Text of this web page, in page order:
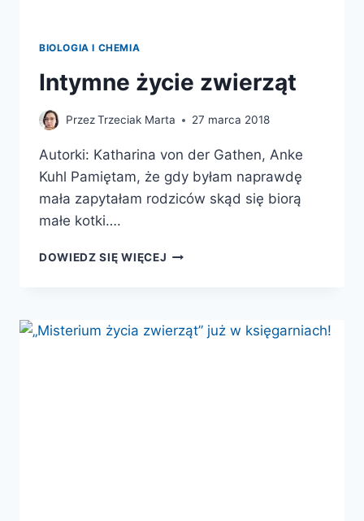
BIOLOGIA I CHEMIA
Intymne życie zwierząt
PrzezTrzeciak Marta 27 marca 2018
Autorki: Katharina von der Gathen, Anke
Kuhl Pamiętam, że gdy byłam naprawdę
mała zapytałam rodziców skąd się biorą
małe kotki….
DOWIEDZ SIĘ WIĘCEJ INTYMNE